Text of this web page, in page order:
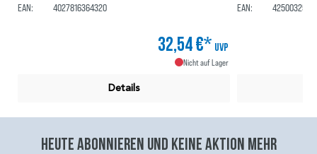
EAN:
4027816364320
32,54 €* UVP
Nicht auf Lager
Details
EAN:
Heute abonnieren und keine aktion mehr